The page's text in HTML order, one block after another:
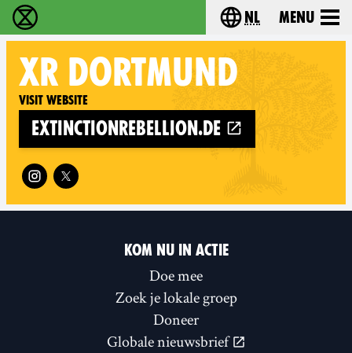
Extinction Rebellion - Home Choose your
nl Menu
XR DORTMUND
Visit website
extinctionrebellion.de
Follow XR Dortmund on
KOM NU IN ACTIE
Doe mee
Zoek je lokale groep
Doneer
Globale nieuwsbrief